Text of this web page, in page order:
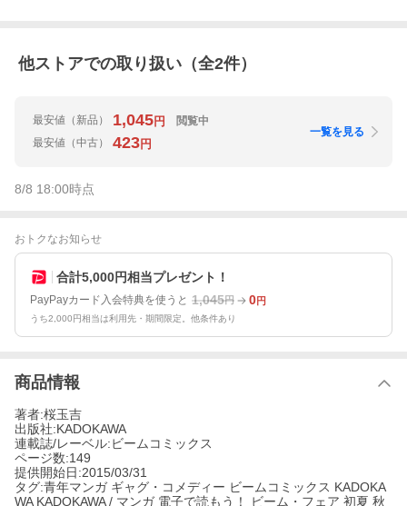
他ストアでの取り扱い（全2件）
最安値 （新品） 1,045円
閲覧中
最安値 （中古） 423円
一覧を見る
8/8 18:00時点
おトクなお知らせ
合計5,000円相当プレゼント！
PayPayカード入会特典を使うと 1,045円 0円
うち2,000円相当は利用先・期間限定。他条件あり
商品情報
著者:桜玉吉
出版社:KADOKAWA
連載誌/レーベル:ビームコミックス
ページ数:149
提供開始日:2015/03/31
タグ:青年マンガ ギャグ・コメディー ビームコミックス KADOKA
WA KADOKAWA / マンガ 電子で読もう！ ビーム・フェア 初夏 秋